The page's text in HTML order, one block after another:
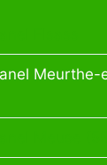
Meurthe-